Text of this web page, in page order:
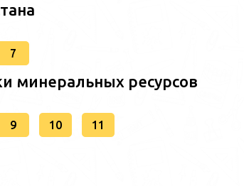
7
минеральных ресурсов
9 10 11